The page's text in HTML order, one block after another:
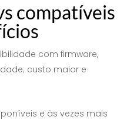
compatíveis
com firmware,
custo maior e
e às vezes mais